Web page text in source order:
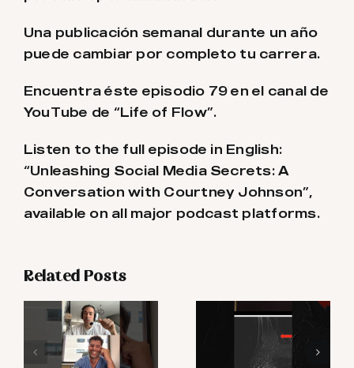
Una publicación semanal durante un año
puede cambiar por completo tu carrera.
Encuentra éste episodio 79 en el canal de
YouTube de “Life of Flow”.
Listen to the full episode in English:
“Unleashing Social Media Secrets: A
Conversation with Courtney Johnson”,
available on all major podcast platforms.
Related Posts